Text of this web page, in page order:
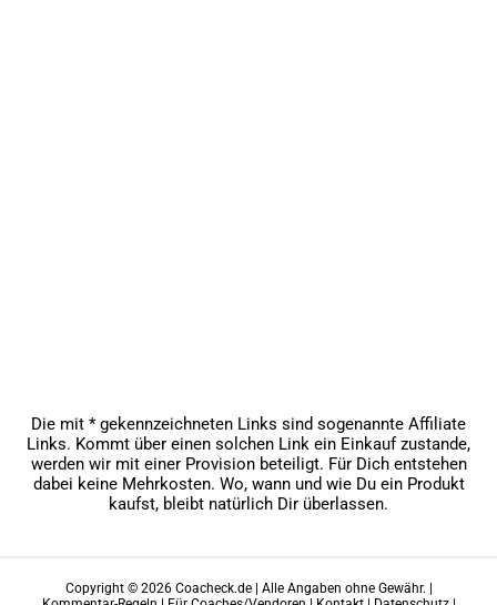
Die mit * gekennzeichneten Links sind sogenannte Affiliate
Links. Kommt über einen solchen Link ein Einkauf zustande,
werden wir mit einer Provision beteiligt. Für Dich entstehen
dabei keine Mehrkosten. Wo, wann und wie Du ein Produkt
kaufst, bleibt natürlich Dir überlassen.
Copyright © 2026 Coacheck.de | Alle Angaben ohne Gewähr. |